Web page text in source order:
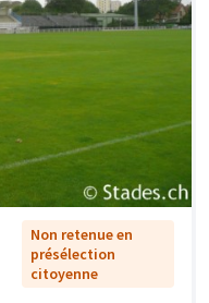
Non retenue en
présélection
citoyenne